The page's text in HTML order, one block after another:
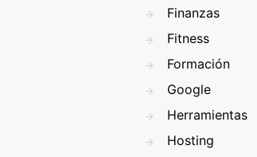
Finanzas
Fitness
Formación
Google
Herramientas
Hosting